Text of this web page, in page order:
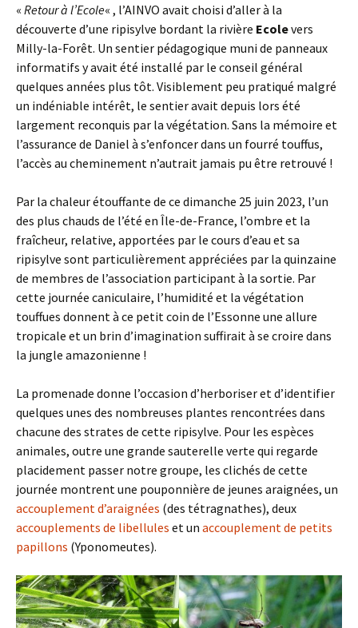
« Retour à l’Ecole« , l’AINVO avait choisi d’aller à la
découverte d’une ripisylve bordant la rivière Ecolevers
Milly-la-Forêt. Un sentier pédagogique muni de panneaux
informatifs y avait été installé par le conseil général
quelques années plus tôt. Visiblement peu pratiqué malgré
un indéniable intérêt, le sentier avait depuis lors été
largement reconquis par la végétation. Sans la mémoire et
l’assurance de Daniel à s’enfoncer dans un fourré touffus,
l’accès au cheminement n’autrait jamais pu être retrouvé !
Par la chaleur étouffante de ce dimanche 25 juin 2023, l’un
des plus chauds de l’été en Île-de-France, l’ombre et la
fraîcheur, relative, apportées par le cours d’eau et sa
ripisylve sont particulièrement appréciées par la quinzaine
de membres de l’association participant à la sortie. Par
cette journée caniculaire, l’humidité et la végétation
touffues donnent à ce petit coin de l’Essonne une allure
tropicale et un brin d’imagination suffirait à se croire dans
la jungle amazonienne !
La promenade donne l’occasion d’herboriser et d’identifier
quelques unes des nombreuses plantes rencontrées dans
chacune des strates de cette ripisylve. Pour les espèces
animales, outre une grande sauterelle verte qui regarde
placidement passer notre groupe, les clichés de cette
journée montrent une pouponnière de jeunes araignées, un
accouplement d’araignées (des tétragnathes), deux
accouplements de libellules et un accouplement de petits
papillons (Yponomeutes).